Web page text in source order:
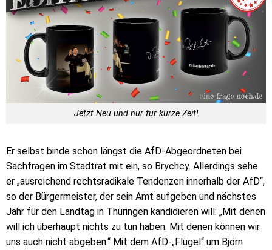
Jetzt Neu und nur für kurze Zeit!
Er selbst binde schon längst die AfD-Abgeordneten bei
Sachfragen im Stadtrat mit ein, so Brychcy. Allerdings sehe
er „ausreichend rechtsradikale Tendenzen innerhalb der AfD“,
so der Bürgermeister, der sein Amt aufgeben und nächstes
Jahr für den Landtag in Thüringen kandidieren will: „Mit denen
will ich überhaupt nichts zu tun haben. Mit denen können wir
uns auch nicht abgeben.“ Mit dem AfD-„Flügel“ um Björn